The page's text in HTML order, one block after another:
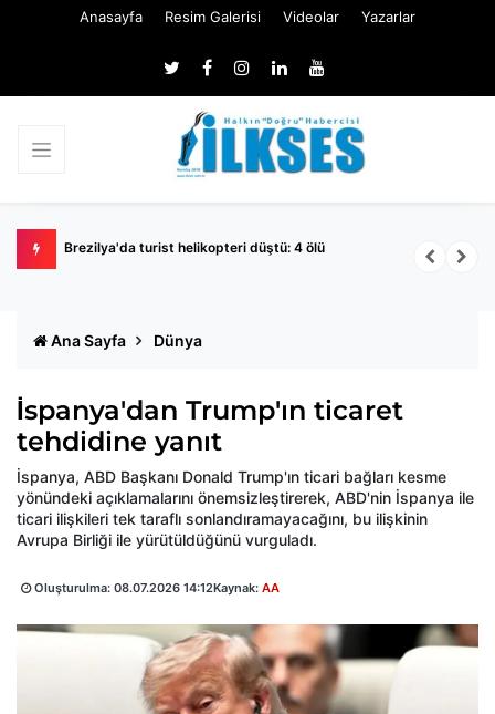
Anasayfa Resim Galerisi Videolar Yazarlar
Brezilya'da turist helikopteri düştü: 4 ölü
Ana Sayfa Dünya
İspanya'dan Trump'ın ticaret
tehdidine yanıt
İspanya, ABD Başkanı Donald Trump'ın ticari bağları kesme
yönündeki açıklamalarını önemsizleştirerek, ABD'nin İspanya ile
ticari ilişkileri tek taraflı sonlandıramayacağını, bu ilişkinin
Avrupa Birliği ile yürütüldüğünü vurguladı.
Oluşturulma: 08.07.2026 14:12Kaynak: AA